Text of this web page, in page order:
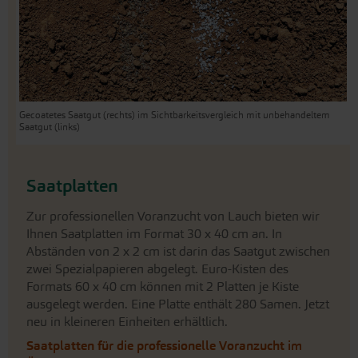
Gecoatetes Saatgut (rechts) im Sichtbarkeitsvergleich mit unbehandeltem
Saatgut (links)
Saatplatten
Zur professionellen Voranzucht von Lauch bieten wir
Ihnen Saatplatten im Format 30 x 40 cm an. In
Abständen von 2 x 2 cm ist darin das Saatgut zwischen
zwei Spezialpapieren abgelegt. Euro-Kisten des
Formats 60 x 40 cm können mit 2 Platten je Kiste
ausgelegt werden. Eine Platte enthält 280 Samen. Jetzt
neu in kleineren Einheiten erhältlich.
Saatplatten für die professionelle Voranzucht im